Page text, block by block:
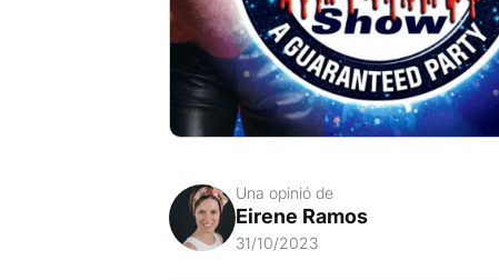
Una opinió de
Eirene Ramos
31/10/2023